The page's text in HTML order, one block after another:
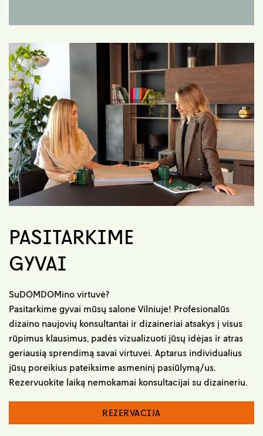
PASITARKIME
GYVAI
SuDOMDOMino virtuvė?
Pasitarkime gyvai mūsų salone Vilniuje! Profesionalūs
dizaino naujovių konsultantai ir dizaineriai atsakys į visus
rūpimus klausimus, padės vizualizuoti jūsų idėjas ir atras
geriausią sprendimą savai virtuvei. Aptarus individualius
jūsų poreikius pateiksime asmeninį pasiūlymą/us.
Rezervuokite laiką nemokamai konsultacijai su dizaineriu.
REZERVACIJA